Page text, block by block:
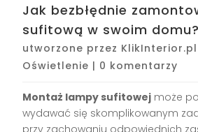
Jak bezbłędnie
sufitową w swoim domu?
utworzone przez KlikInterior.pl
Oświetlenie | 0 komentarzy
Montaż lampy sufitowej może
wydawać się skomplikowanym
przy zachowaniu odpowiednich